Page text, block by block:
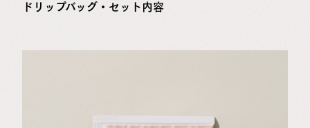
ドリップバッグ・セット内容